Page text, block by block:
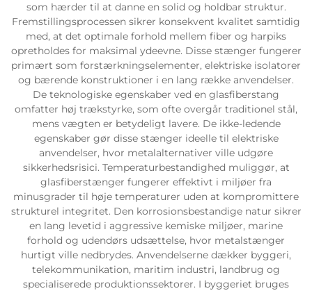
som hærder til at danne en solid og holdbar struktur.
Fremstillingsprocessen sikrer konsekvent kvalitet samtidig
med, at det optimale forhold mellem fiber og harpiks
opretholdes for maksimal ydeevne. Disse stænger fungerer
primært som forstærkningselementer, elektriske isolatorer
og bærende konstruktioner i en lang række anvendelser.
De teknologiske egenskaber ved en glasfiberstang
omfatter høj trækstyrke, som ofte overgår traditionel stål,
mens vægten er betydeligt lavere. De ikke-ledende
egenskaber gør disse stænger ideelle til elektriske
anvendelser, hvor metalalternativer ville udgøre
sikkerhedsrisici. Temperaturbestandighed muliggør, at
glasfiberstænger fungerer effektivt i miljøer fra
minusgrader til høje temperaturer uden at kompromittere
strukturel integritet. Den korrosionsbestandige natur sikrer
en lang levetid i aggressive kemiske miljøer, marine
forhold og udendørs udsættelse, hvor metalstænger
hurtigt ville nedbrydes. Anvendelserne dækker byggeri,
telekommunikation, maritim industri, landbrug og
specialiserede produktionssektorer. I byggeriet bruges